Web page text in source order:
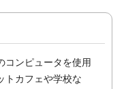
コンピュータを使用
トカフェや学校な